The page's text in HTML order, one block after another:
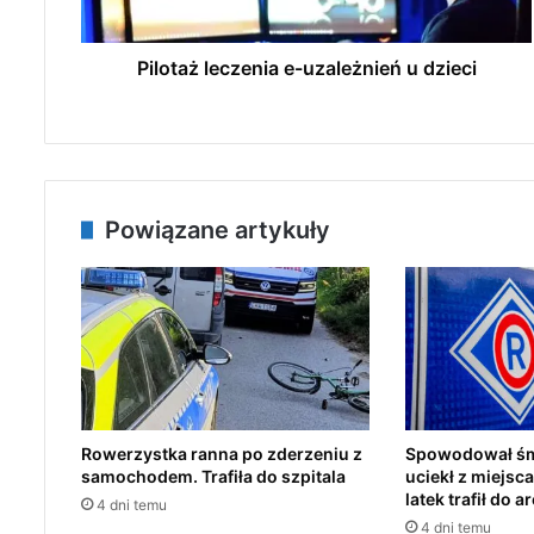
e
n
e
-
u
z
a
l
e
ż
n
e
u
Pilotaż leczenia e-uzależnień u dzieci
Powiązane artykuły
Rowerzystka ranna po zderzeniu z
samochodem. Trafiła do szpitala
4 dni temu
Spowodował
uciekł z
latek trafił do
4 dni temu